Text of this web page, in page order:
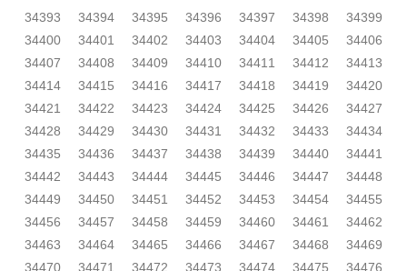
34393
34394 34395 34396 34397 34398
34399
34400
34401 34402 34403 34404 34405
34406
34407
34408 34409 34410 34411 34412
34413
34414
34415 34416 34417 34418 34419
34420
34421
34422 34423 34424 34425 34426
34427
34428
34429 34430 34431 34432 34433
34434
34435
34436 34437 34438 34439 34440
34441
34442
34443 34444 34445 34446 34447
34448
34449
34450 34451 34452 34453 34454
34455
34456
34457 34458 34459 34460 34461
34462
34463
34464 34465 34466 34467 34468
34469
34470
34471 34472 34473 34474 34475
34476